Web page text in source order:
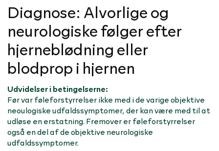
Diagnose: Alvorlige og
neurologiske følger efter
hjerneblødning eller
blodprop i hjernen
Udvidelser i betingelserne:
Før var føleforstyrrelser ikke med i de varige objektive
neoulogiske udfaldssymptomer, der kan være med til at
udløse en erstatning. Fremover er føleforstyrrelser
også en del af de objektive neurologiske
udfaldssymptomer.